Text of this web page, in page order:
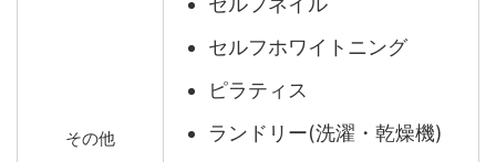
その他
セルフホワイトニング
ピラティス
ランドリー(洗濯・乾燥機)